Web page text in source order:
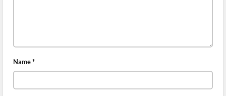
Name*